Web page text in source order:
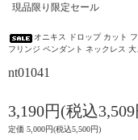
現品限り限定セール
オニキス ドロップ カット
フリンジ ペンダント ネックレス 大
nt01041
3,190円(税込
定価 5,000円(税込5,500円)